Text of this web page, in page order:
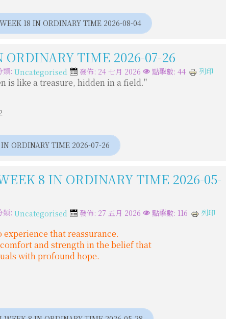
18 IN ORDINARY TIME 2026-08-04
ORDINARY TIME 2026-07-26
類: Uncategorised 發佈: 24 七月 2026 點擊數: 44 列印
is like a treasure, hidden in a field."
ORDINARY TIME 2026-07-26
8 IN ORDINARY TIME 2026-05-
類: Uncategorised 發佈: 27 五月 2026 點擊數: 116 列印
that reassurance.
and strength in the belief that
with profound hope.